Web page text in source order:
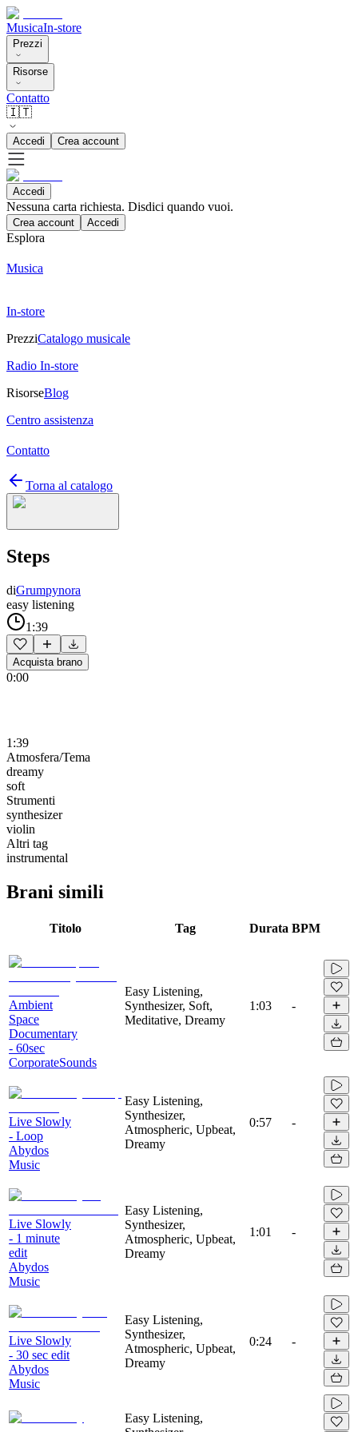
MusicaIn-store
Prezzi
Risorse
Contatto
🇮🇹
Accedi Crea account
Accedi
Nessuna carta richiesta. Disdici quando vuoi.
Crea account Accedi
Esplora
Musica
In-store
PrezziCatalogo musicale
Radio In-store
RisorseBlog
Centro assistenza
Contatto
Torna al catalogo
Steps
diGrumpynora
easy listening
1:39
Acquista brano
0:00
1:39
Atmosfera/Tema
dreamy
soft
Strumenti
synthesizer
violin
Altri tag
instrumental
Brani simili
Titolo Tag Durata BPM
Ambient
Space
Documentary
- 60sec
CorporateSounds
Easy Listening,
Synthesizer, Soft,
Meditative, Dreamy
1:03 -
Live Slowly
- Loop
Abydos
Music
Easy Listening,
Synthesizer,
Atmospheric, Upbeat,
Dreamy
0:57 -
Live Slowly
- 1 minute
edit
Abydos
Music
Easy Listening,
Synthesizer,
Atmospheric, Upbeat,
Dreamy
1:01 -
Live Slowly
- 30 sec edit
Abydos
Music
Easy Listening,
Synthesizer,
Atmospheric, Upbeat,
Dreamy
0:24 -
Easy Listening,